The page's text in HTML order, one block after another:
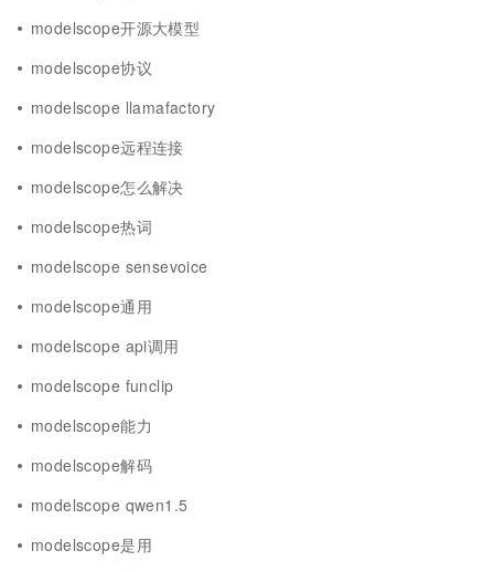
modelscope开源大模型
modelscope协议
modelscope llamafactory
modelscope远程连接
modelscope怎么解决
modelscope热词
modelscope sensevoice
modelscope通用
modelscope api调用
modelscope funclip
modelscope能力
modelscope解码
modelscope qwen1.5
modelscope是用